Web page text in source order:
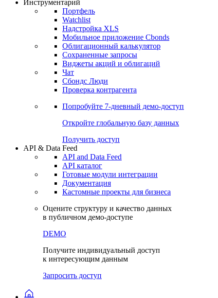
Откройте глобальную базу данных
Получить доступ
Инструментарий
Портфель
Watchlist
Надстройка XLS
Мобильное приложение Cbonds
Облигационный калькулятор
Сохраненные запросы
Чат
Проверка контрагента
Попробуйте7-дневный
Откройте глобальную базу данных
Получить доступ
API & Data Feed
API and Data Feed
Готовые модули интеграции
Документация
в публичном демо-доступе